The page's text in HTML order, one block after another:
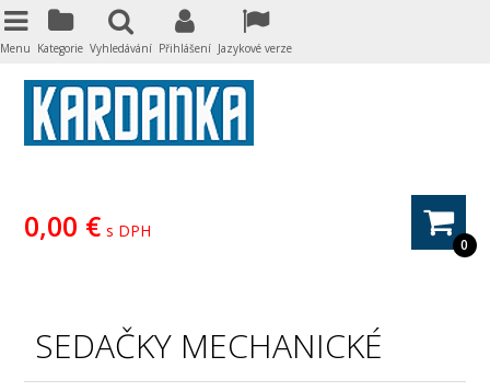
0
0,00 € s DPH
SEDAČKY MECHANICKÉ
Menu Kategorie Vyhledávání Přihlášení Jazykové verze